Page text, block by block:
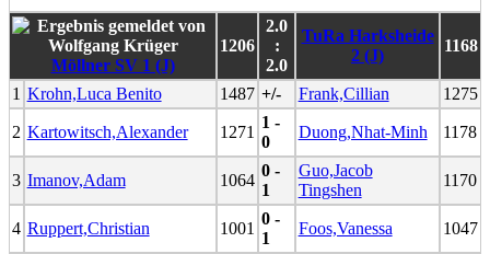
Möllner SV 1 (J)
1206
2.0
:
2.0
TuRa Harksheide
2 (J)
1168
1 Krohn,Luca Benito 1487 +/- Frank,Cillian 1275
2 Kartowitsch,Alexander 1271
1 -
0
Duong,Nhat-Minh 1178
3 Imanov,Adam 1064
0 -
1
Guo,Jacob
Tingshen
1170
4 Ruppert,Christian 1001
0 -
1
Foos,Vanessa 1047